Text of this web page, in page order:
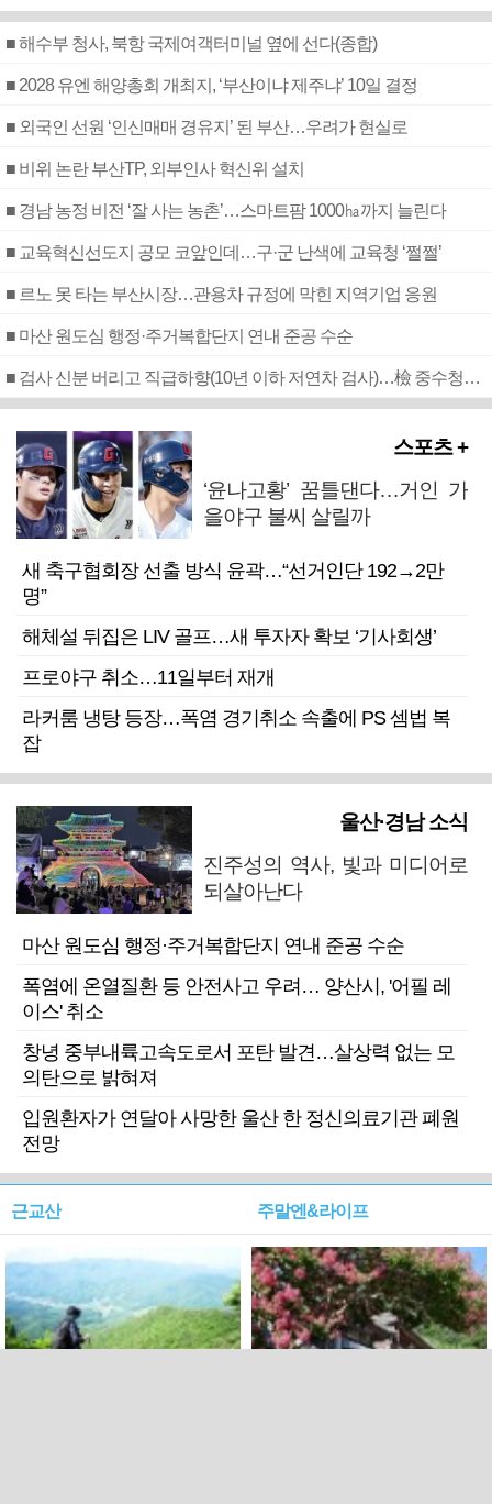
■ 해수부 청사, 북항 국제여객터미널 옆에 선다(종합)
■ 2028 유엔 해양총회 개최지, ‘부산이냐 제주냐’ 10일 결정
■ 외국인 선원 ‘인신매매 경유지’ 된 부산…우려가 현실로
■ 비위 논란 부산TP, 외부인사 혁신위 설치
■ 경남 농정 비전 ‘잘 사는 농촌’…스마트팜 1000㏊까지 늘린다
■ 교육혁신선도지 공모 코앞인데…구·군 난색에 교육청 ‘쩔쩔’
■ 르노 못 타는 부산시장…관용차 규정에 막힌 지역기업 응원
■ 마산 원도심 행정·주거복합단지 연내 준공 수순
■ 검사 신분 버리고 직급하향(10년 이하 저연차 검사)…檢 중수청행 기피
스포츠 +
‘윤나고황’ 꿈틀댄다…거인 가
을야구 불씨 살릴까
새 축구협회장 선출 방식 윤곽…“선거인단 192→2만
명”
해체설 뒤집은 LIV 골프…새 투자자 확보 ‘기사회생’
프로야구 취소…11일부터 재개
라커룸 냉탕 등장…폭염 경기취소 속출에 PS 셈법 복
잡
울산·경남 소식
진주성의 역사, 빛과 미디어로
되살아난다
마산 원도심 행정·주거복합단지 연내 준공 수순
폭염에 온열질환 등 안전사고 우려… 양산시, '어필 레
이스' 취소
창녕 중부내륙고속도로서 포탄 발견…살상력 없는 모
의탄으로 밝혀져
입원환자가 연달아 사망한 울산 한 정신의료기관 폐원
전망
근교산 주말엔&라이프